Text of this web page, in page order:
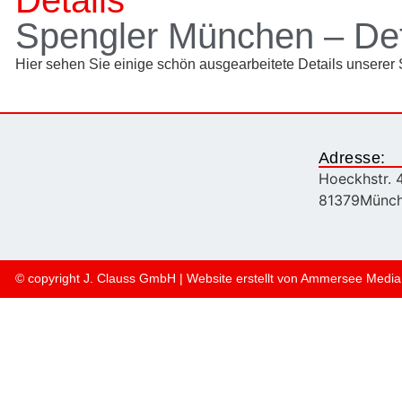
Spengler München –
Hier sehen Sie einige schön ausgearbeitete Details unserer
Adresse:
Hoeckhstr.
81379
© copyright J. Clauss GmbH | Website erstellt von Ammersee Media